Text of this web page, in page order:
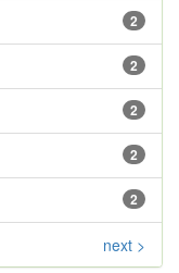
2
2
2
2
2
next >